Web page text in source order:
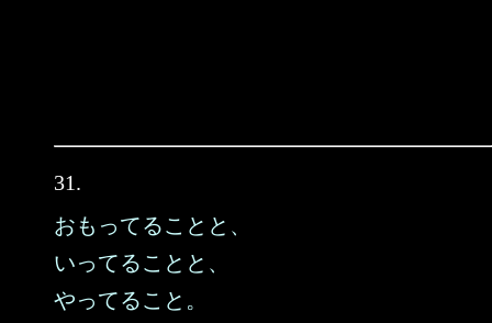
31.
おもってることと、
いってることと、
やってること。